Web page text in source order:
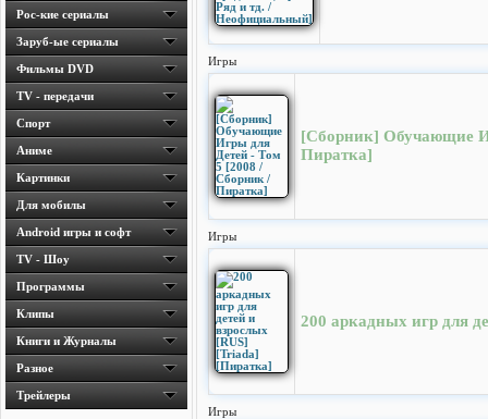
Рос-кие сериалы
Заруб-ые сериалы
Фильмы DVD
TV - передачи
Спорт
Аниме
Картинки
Для мобилы
Android игры и софт
TV - Шоу
Программы
Клипы
Книги и Журналы
Разное
Трейлеры
Игры
[Сборник] Обучающие
Пиратка]
Игры
200 аркадных игр для
Игры